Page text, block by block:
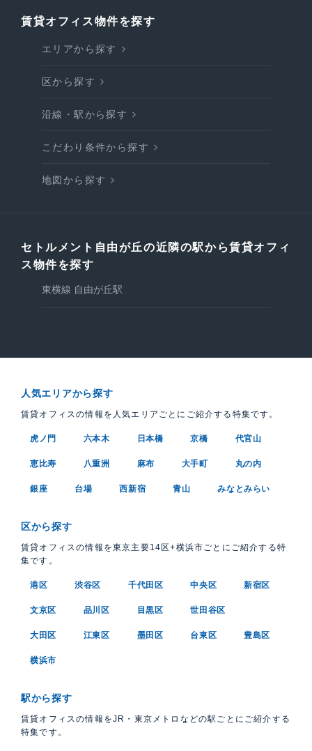
賃貸オフィス物件を探す
エリアから探す
区から探す
沿線・駅から探す
こだわり条件から探す
地図から探す
セトルメント自由が丘の近隣の駅から賃貸オフィ
ス物件を探す
東横線 自由が丘駅
人気エリアから探す
賃貸オフィスの情報を人気エリアごとにご紹介する特集です。
虎ノ門 六本木 日本橋 京橋 代官山
恵比寿 八重洲 麻布 大手町 丸の内
銀座 台場 西新宿 青山 みなとみらい
区から探す
賃貸オフィスの情報を東京主要14区+横浜市ごとにご紹介する特
集です。
港区 渋谷区 千代田区 中央区 新宿区
文京区 品川区 目黒区 世田谷区
大田区 江東区 墨田区 台東区 豊島区
横浜市
駅から探す
賃貸オフィスの情報をJR・東京メトロなどの駅ごとにご紹介する
特集です。